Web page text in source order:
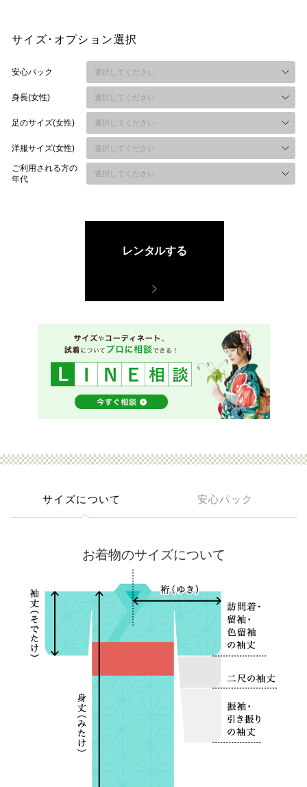
サイズ･オプション選択
安心パック
身長(女性)
足のサイズ(女性)
洋服サイズ(女性)
ご利用される方の
年代
レンタルする
サイズについて 安心パック
お着物のサイズについて